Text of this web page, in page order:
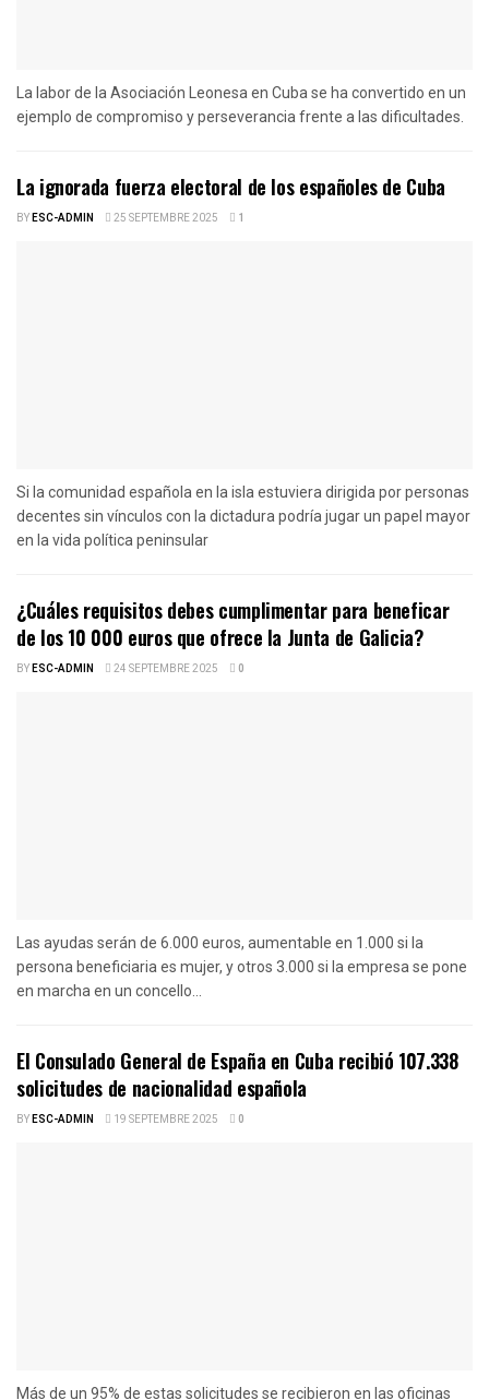
La labor de la Asociación Leonesa en Cuba se ha convertido en un
ejemplo de compromiso y perseverancia frente a las dificultades.
La ignorada fuerza electoral de los españoles de Cuba
BYESC-ADMIN 25 SEPTEMBRE 2025 1
Si la comunidad española en la isla estuviera dirigida por personas
decentes sin vínculos con la dictadura podría jugar un papel mayor
en la vida política peninsular
¿Cuáles requisitos debes cumplimentar para beneficar
de los 10 000 euros que ofrece la Junta de Galicia?
BYESC-ADMIN 24 SEPTEMBRE 2025 0
Las ayudas serán de 6.000 euros, aumentable en 1.000 si la
persona beneficiaria es mujer, y otros 3.000 si la empresa se pone
en marcha en un concello...
El Consulado General de España en Cuba recibió 107.338
solicitudes de nacionalidad española
BYESC-ADMIN 19 SEPTEMBRE 2025 0
Más de un 95% de estas solicitudes se recibieron en las oficinas